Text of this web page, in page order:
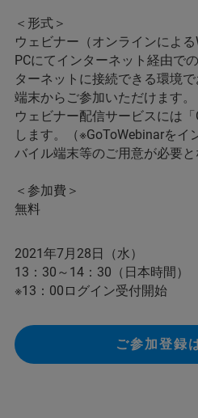
＜形式＞
ウェビナー（オンラインによ
PCにてインターネット経由で
ターネットに接続できる環境
端末からご参加いただけます。
ウェビナー配信サービスには
します。（※GoToWebinarをイ
バイル端末等のご用意が必要と
＜参加費＞
無料
2021年7月28日（水）
13：30～14：30（日本時間）
※13：00ログイン受付開始
ご参加登録